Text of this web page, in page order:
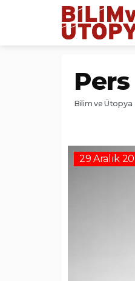
Bilim ve Ütopya
29 Aralık